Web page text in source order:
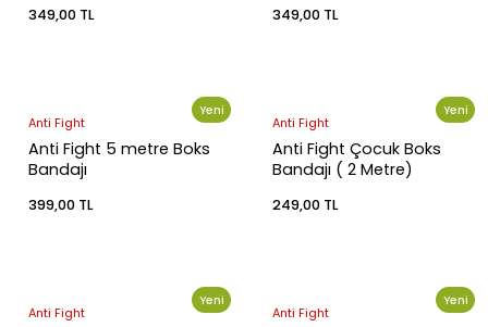
349,00 TL 349,00 TL
Yeni
Anti Fight
Anti Fight 5 metre Boks
Bandajı
399,00 TL
Yeni
Anti Fight
Anti Fight Çocuk Boks
Bandajı ( 2 Metre)
249,00 TL
Yeni
Anti Fight
Yeni
Anti Fight